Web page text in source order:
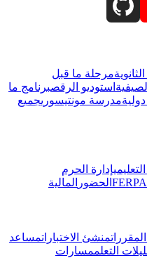
مرحلة ما قبل
استوديو الرقصبرنامج ما
مدرسة مونتيسوريجميع
إدارة الحرم
الحضور المالية
منشئ الاختباراتمساعد
التعلممسارات